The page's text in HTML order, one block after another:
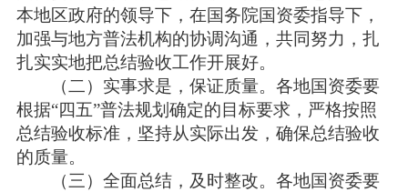
本地区政府的领导下，在国务院国资委指导下，
加强与地方普法机构的协调沟通，共同努力，扎
扎实实地把总结验收工作开展好。
（二）实事求是，保证质量。各地国资委要
根据“四五”普法规划确定的目标要求，严格按照
总结验收标准，坚持从实际出发，确保总结验收
的质量。
（三）全面总结，及时整改。各地国资委要